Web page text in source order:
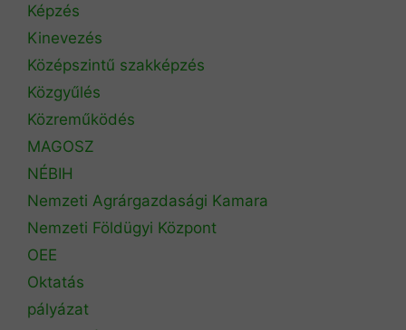
Képzés
Kinevezés
Középszintű szakképzés
Közgyűlés
Közreműködés
MAGOSZ
NÉBIH
Nemzeti Agrárgazdasági Kamara
Nemzeti Földügyi Központ
OEE
Oktatás
pályázat